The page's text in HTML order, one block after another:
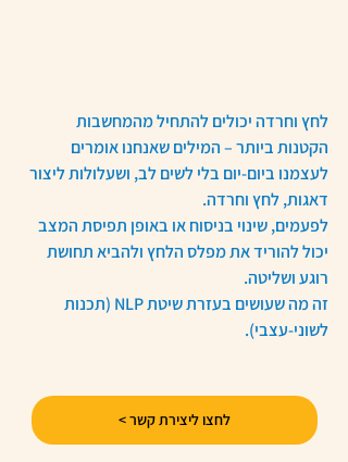
לחץ וחרדה יכולים להתחיל מהמחשבות
הקטנות ביותר – המילים שאנחנו אומרים
לעצמנו ביום-יום בלי לשים לב, ושעלולות ליצור
דאגות, לחץ וחרדה.
לפעמים, שינוי בניסוח או באופן תפיסת המצב
יכול להוריד את מפלס הלחץ ולהביא תחושת
רוגע ושליטה.
זה מה שעושים בעזרת שיטת NLP (תכנות
לשוני-עצבי).
לחצו ליצירת קשר >